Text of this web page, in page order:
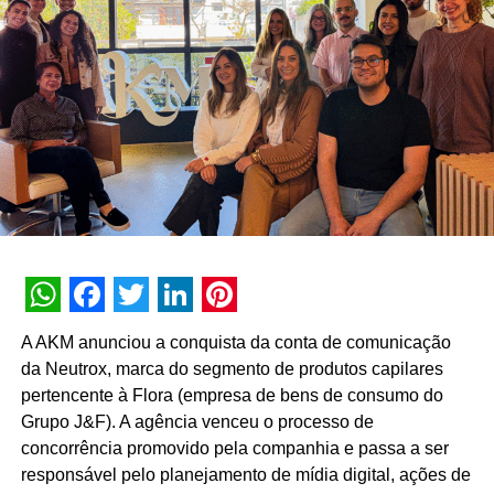
nenhuma experiência vale a pena sem conteúdo e
nenhum conteúdo é relevante sem gerar impacto real no
mundo físico ou digital. Durante esta década, nunca
deixamos de nos reinventar e entendemos que
experiência de marca é um motor de crescimento direto.
É essa evolução que traduzimos hoje como Business
Experience”, destaca Paulo Farnese, CEO da EAÍ?!.
“Completar dez anos é celebrar esta história com o
mesmo entusiasmo do primeiro dia, reafirmando nosso
valor para o ecossistema dos nossos clientes”.
Com um portfólio que carrega o histórico de projetos para
gigantes do mercado como Whirlpool, Heineken, Banco
BMG, Banco Inter, Grupo Boticário, Suvinil, GOL,
Havaianas e MetLife, para seguir o ritmo do seu
crescimento, a EAÍ?! inicia o novo ciclo com a conquista
das contas da Camil (convenção anual e viagem de
WhatsApp
Facebook
Twitter
LinkedIn
Pinterest
A AKM anunciou a conquista da conta de comunicação
da Neutrox, marca do segmento de produtos capilares
pertencente à Flora (empresa de bens de consumo do
Grupo J&F). A agência venceu o processo de
concorrência promovido pela companhia e passa a ser
responsável pelo planejamento de mídia digital, ações de